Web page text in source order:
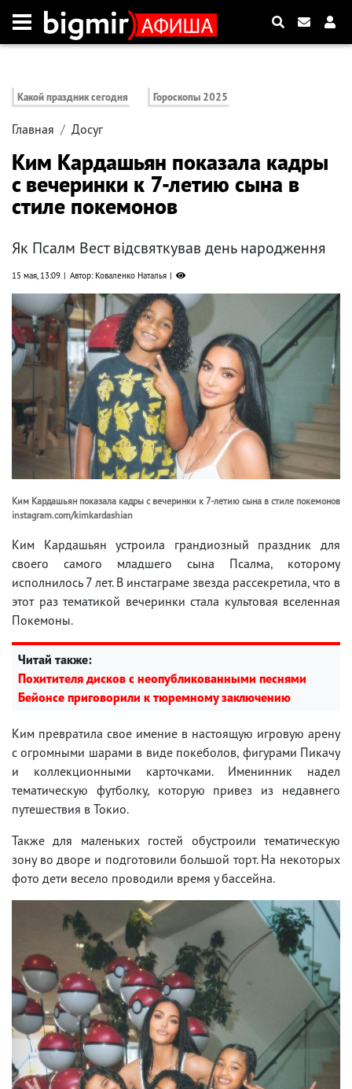
Какой праздник сегодня Гороскопы 2025
Главная Досуг
Ким Кардашьян показала кадры
с вечеринки к 7-летию сына в
стиле покемонов
Як Псалм Вест відсвяткував день народження
15 мая, 13:09 Автор: Коваленко Наталья
Ким Кардашьян показала кадры с вечеринки к 7-летию сына в стиле покемонов
instagram.com/kimkardashian
Ким Кардашьян устроила грандиозный праздник для
своего самого младшего сына Псалма, которому
исполнилось 7 лет. В инстаграме звезда рассекретила, что в
этот раз тематикой вечеринки стала культовая вселенная
Покемоны.
Читай также:
Похитителя дисков с неопубликованными песнями
Бейонсе приговорили к тюремному заключению
Ким превратила свое имение в настоящую игровую арену
с огромными шарами в виде покеболов, фигурами Пикачу
и коллекционными карточками. Именинник надел
тематическую футболку, которую привез из недавнего
путешествия в Токио.
Также для маленьких гостей обустроили тематическую
зону во дворе и подготовили большой торт. На некоторых
фото дети весело проводили время у бассейна.